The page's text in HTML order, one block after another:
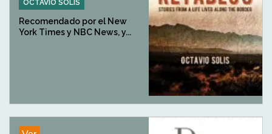
OCTAVIO SOLIS
Recomendado por el New
York Times y NBC News, y...